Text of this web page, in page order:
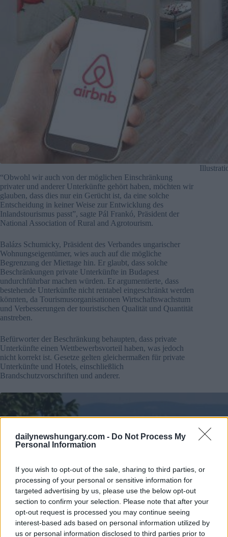
dailynewshungary.com - Do Not Process My
Personal Information
If you wish to opt-out of the sale, sharing to third parties, or
processing of your personal or sensitive information for
targeted advertising by us, please use the below opt-out
section to confirm your selection. Please note that after your
opt-out request is processed you may continue seeing
interest-based ads based on personal information utilized by
us or personal information disclosed to third parties prior to
“Obwohl wir auch von der möglichen Einschränkung
privater und anderer Unterkünfte gehört haben, möchten wir
glauben, dass dies nur ein Gerücht ist, da eine solche
Entscheidung in keiner Weise zur Entwicklung des
Inlandstourismus passt”, sagte Pál Frankó, Präsident der
National Association of Rural and Agrotourism.
Balázs Schumicky, Präsident des Verbandes ungarischer
Wohnungseigentümer, wies auch auf die mögliche
Begrenzung der Miettage hin. Er glaubt, dass solche
Beschränkungen private Unterkünfte in Budapest
undurchführbar machen würden. Er argumentierte, dass
bestehende Unterkünfte nicht rentabel eingeschränkt werden
könnten, da Tourismusorganisationen Wirtschaftswachstum
und Verbesserungen der touristischen Qualität und Quantität
anstreben.
Befürworter der Beschränkung behaupten, dass private
Unterkünfte einen Wettbewerbsvorteil haben, was jedoch
nicht korrekt ist. Gesetze gelten gleichermaßen für private
Unterkünfte und Hotels, einschließlich
Brandschutzvorschriften und anderer.